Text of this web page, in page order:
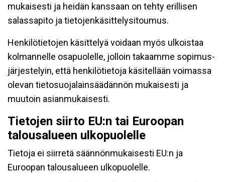
mukaisesti ja heidän kanssaan on tehty erillisen
salassapito ja tietojenkäsittelysitoumus.
Henkilötietojen käsittelyä voidaan myös ulkoistaa
kolmannelle osapuolelle, jolloin takaamme sopimus-
järjestelyin, että henkilötietoja käsitellään voimassa
olevan tietosuojalainsäädännön mukaisesti ja
muutoin asianmukaisesti.
Tietojen siirto EU:n tai Euroopan
talousalueen ulkopuolelle
Tietoja ei siirretä säännönmukaisesti EU:n ja
Euroopan talousalueen ulkopuolelle.